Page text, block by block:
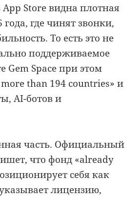
App Store видна плотная
где чинят звонки,
То есть это не
поддерживаемое
Space при этом
than 194 countries» и
AI-ботов и
часть. Официальный
что фонд «already
себя как
лицензию,